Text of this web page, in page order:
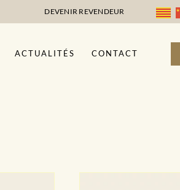
DEVENIR REVENDEUR
ACTUALITÉS CONTACT